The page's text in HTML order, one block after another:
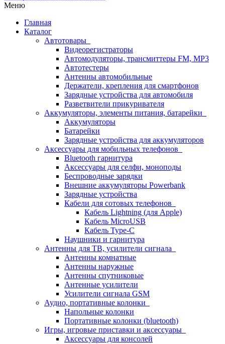
Меню
Главная
Каталог
Автотовары
Видеорегистраторы
Автомодуляторы, трансмиттеры FM, MP3
Автотестеры
Антенны автомобильные
Держатели, крепления для смартфонов
Зарядные устройства для автомобиля
Разветвители прикуривателя
Аккумуляторы, элементы питания, батарейки
Аккумуляторы
Батарейки
Зарядные устройства для аккумуляторов
Аксессуары для мобильных телефонов
Bluetooth гарнитура
Аксессуары для селфи, моноподы
Беспроводные зарядки
Внешние аккумуляторы Powerbank
Зарядные устройства
Кабели для сотовых телефонов
Кабель Lightning (для Apple)
Кабель MicroUSB
Кабель Type-C
Наушники и гарнитура
Антенны для ТВ, усилители сигнала
Антенны комнатные
Антенны наружные
Антенны спутниковые
Антенные усилители
Усилители сигнала GSM
Аудио, портативные колонки
Напольные колонки
Портативные колонки (bluetooth)
Игры, игровые приставки и аксессуары
Аксессуары для консолей